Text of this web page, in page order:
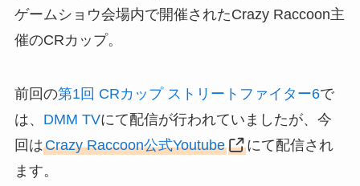
ゲームショウ会場内で開催されたCrazy Raccoon主
催のCRカップ。
前回の第1回 CRカップ ストリートファイター6で
は、 DMM TVにて配信が行われていましたが、今
回はCrazy Raccoon公式Youtube
にて配信され
ます。